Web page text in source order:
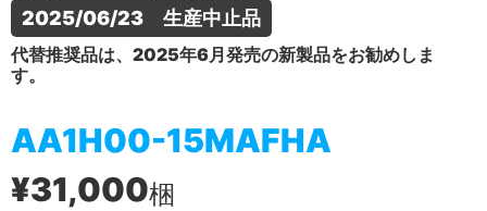
2025/06/23　生産中止品
代替推奨品は、2025年6月発売の新製品をお勧めしま
す。
AA1H00-15MAFHA
¥31,000梱